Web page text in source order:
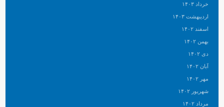
خرداد ۱۴۰۳
اردیبهشت ۱۴۰۳
اسفند ۱۴۰۲
بهمن ۱۴۰۲
دی ۱۴۰۲
آبان ۱۴۰۲
مهر ۱۴۰۲
شهریور ۱۴۰۲
مرداد ۱۴۰۲